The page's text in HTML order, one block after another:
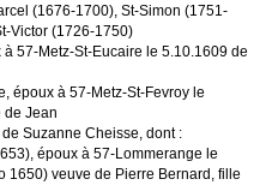
(1676-1700), St-Simon (1751-
Victor (1726-1750)
57-Metz-St-Eucaire le 5.10.1609 de
époux à 57-Metz-St-Fevroy le
de Jean
Suzanne Cheisse, dont :
époux à 57-Lommerange le
1650) veuve de Pierre Bernard, fille